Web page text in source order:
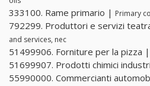
333100. Rame primario | Primary
792299. Produttori e servizi
and services, nec
51499906. Forniture per la pizza |
51699907. Prodotti chimici
55990000. Commercianti